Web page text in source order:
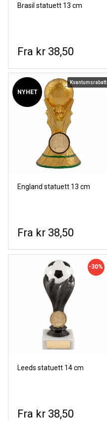
Brasil statuett 13 cm
kr 38,50
NYHET
Kvantumsrabatt
England statuett 13 cm
kr 38,50
Leeds statuett 14 cm
-30%
kr 38,50